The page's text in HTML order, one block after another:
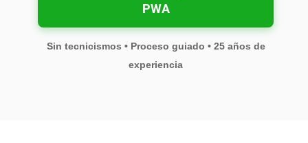
PWA
Sin tecnicismos • Proceso guiado • 25 años de
experiencia